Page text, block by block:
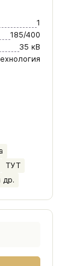
1
185/400
35 кВ
ТУТ
др.